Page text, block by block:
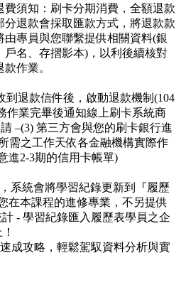
費須知：刷卡分期消費，全額退款
退款會採取匯款方式，將退款款
專員與您聯繫提供相關資料(銀
名、存摺影本)，以利後續核對
作業。
到退款信件後，啟動退款機制(104
作業完畢後通知線上刷卡系統商
–(3) 第三方會與您的刷卡銀行進
需之工作天依各金融機構實際作
進2-3期的信用卡帳單)
系統會將學習紀錄更新到『履歷
在本課程的進修專業，不另提供
- 學習紀錄匯入履歷表學員之企
成攻略，輕鬆駕馭資料分析與實